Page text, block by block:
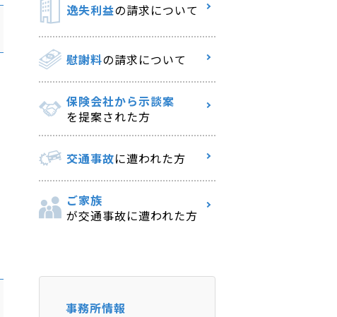
逸失利益の請求について
慰謝料の請求について
保険会社から示談案
を提案された方
交通事故に遭われた方
ご家族
が交通事故に遭われた方
事務所情報